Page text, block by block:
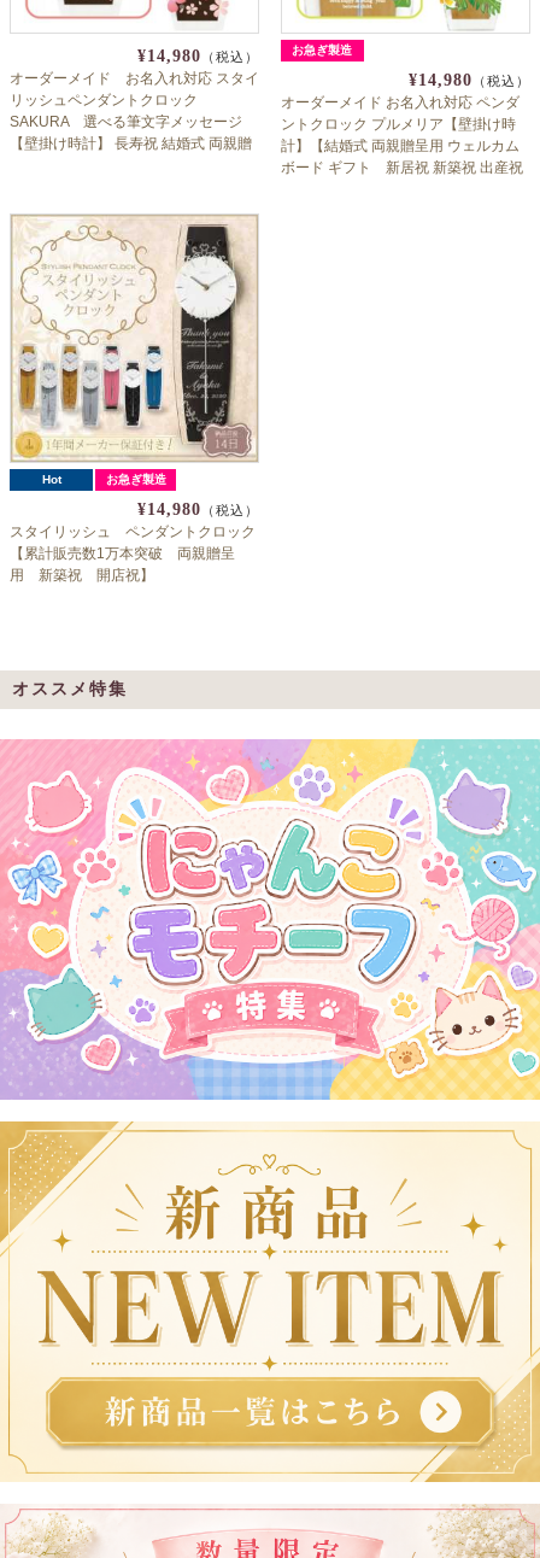
¥14,980 （税込）
オーダーメイド お名入れ対応 スタイ
リッシュペンダントクロック
SAKURA 選べる筆文字メッセージ
【壁掛け時計】 長寿祝 結婚式 両親贈
お急ぎ製造
¥14,980 （税込）
オーダーメイド お名入れ対応 ペンダ
ントクロック プルメリア【壁掛け時
計】【結婚式 両親贈呈用 ウェルカム
ボード ギフト 新居祝 新築祝 出産祝
Hot お急ぎ製造
¥14,980 （税込）
スタイリッシュ ペンダントクロック
【累計販売数1万本突破 両親贈呈
用 新築祝 開店祝】
オススメ特集